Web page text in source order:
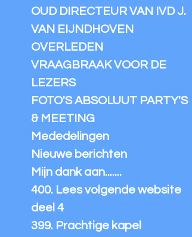
OUD DIRECTEUR VAN IVD J.
VAN EIJNDHOVEN
OVERLEDEN
VRAAGBRAAK VOOR DE
LEZERS
FOTO'S ABSOLUUT PARTY'S
& MEETING
Mededelingen
Nieuwe berichten
Mijn dank aan.......
400. Lees volgende website
deel 4
399. Prachtige kapel